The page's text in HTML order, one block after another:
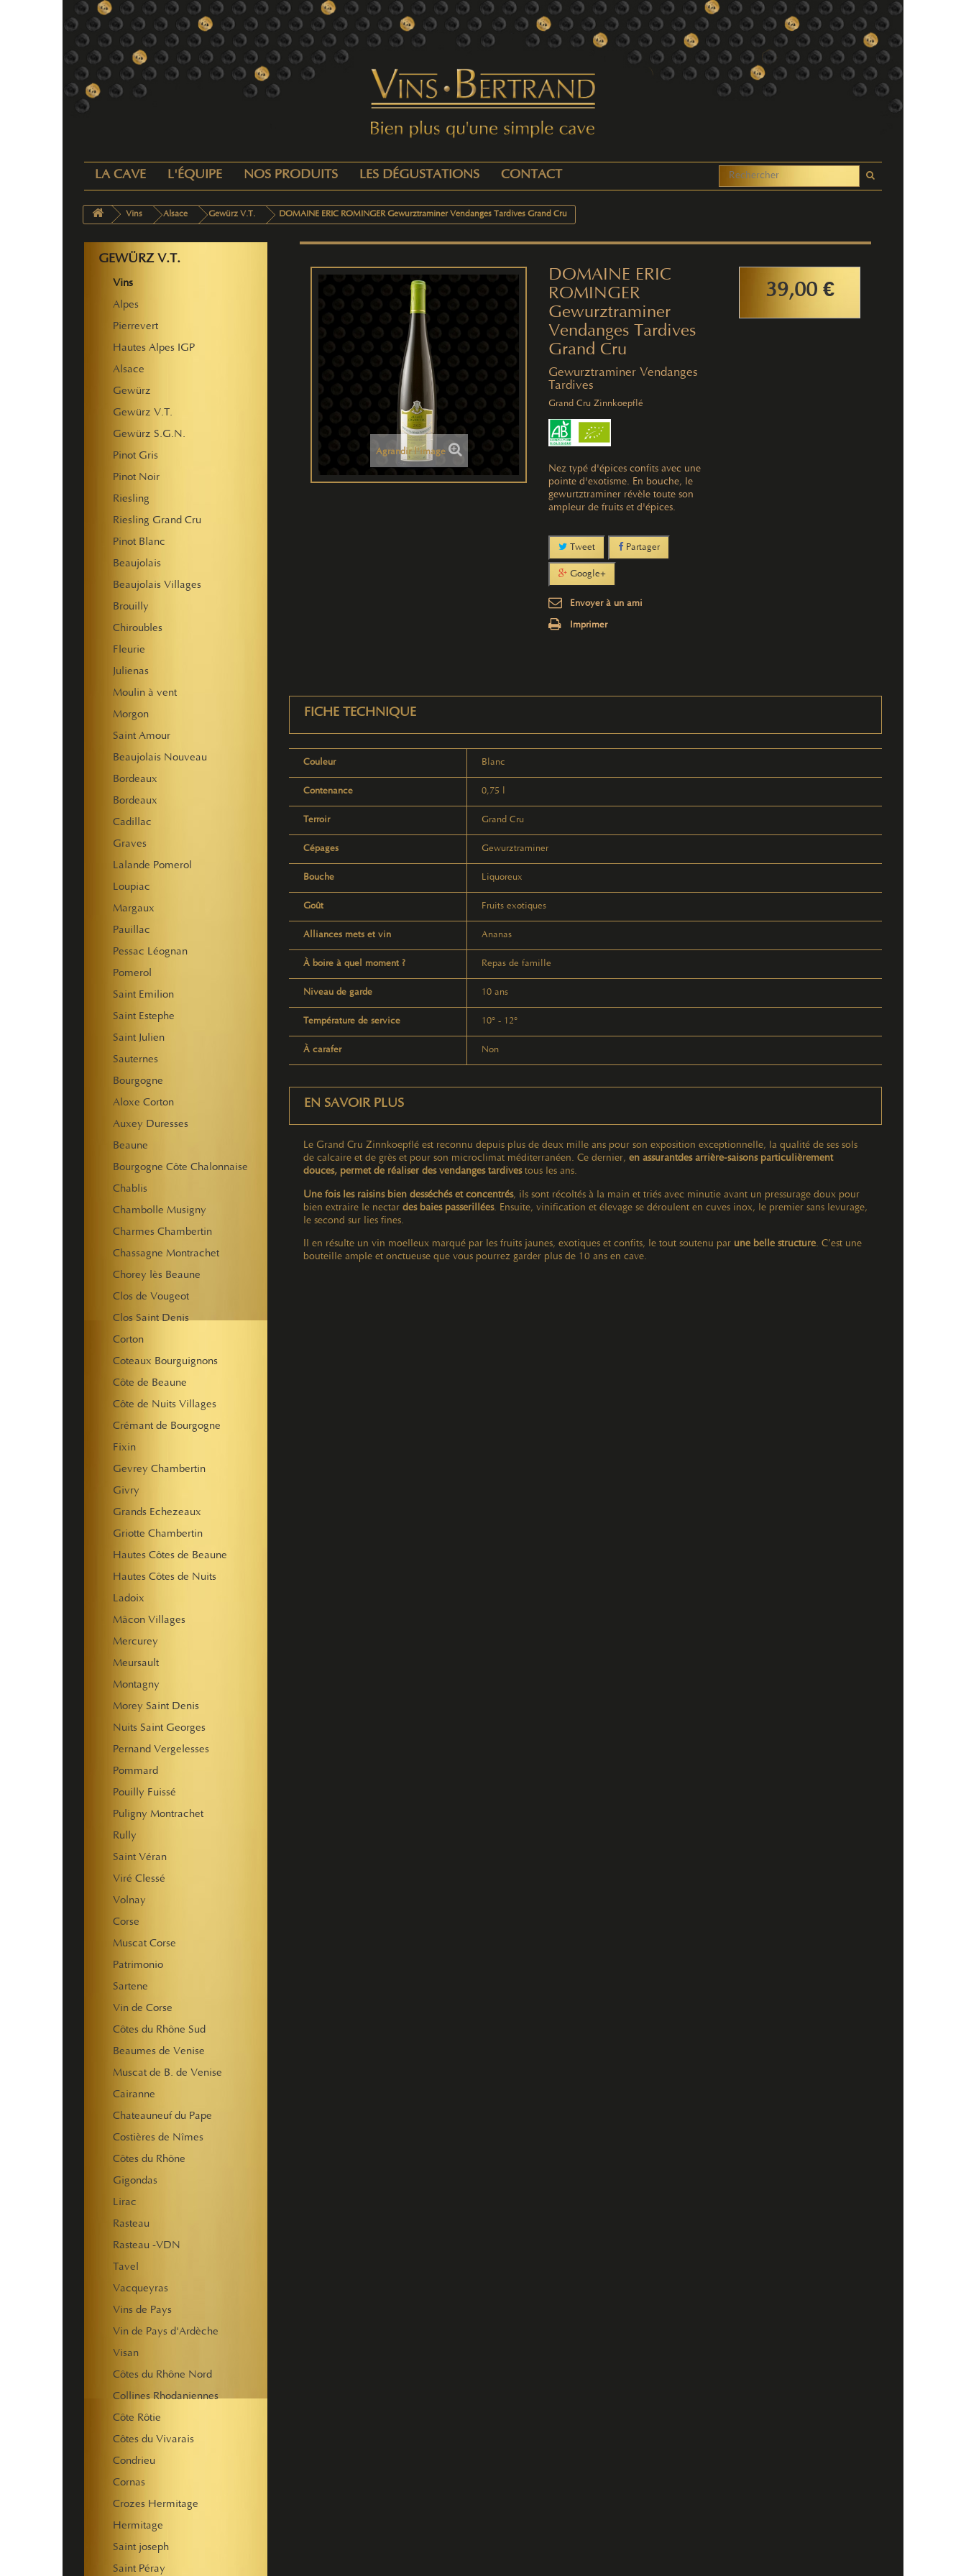
LA CAVE L'ÉQUIPE NOS PRODUITS LES DÉGUSTATIONS CONTACT
Vins Alsace Gewürz V.T. DOMAINE ERIC ROMINGER Gewurztraminer Vendanges Tardives Grand Cru
GEWÜRZ V.T.
Vins
Alpes
Pierrevert
Hautes Alpes IGP
Alsace
Gewürz
Gewürz V.T.
Gewürz S.G.N.
Pinot Gris
Pinot Noir
Riesling
Riesling Grand Cru
Pinot Blanc
Beaujolais
Beaujolais Villages
Brouilly
Chiroubles
Fleurie
Julienas
Moulin à vent
Morgon
Saint Amour
Beaujolais Nouveau
Bordeaux
Bordeaux
Cadillac
Graves
Lalande Pomerol
Loupiac
Margaux
Pauillac
Pessac Léognan
Pomerol
Saint Emilion
Saint Estephe
Saint Julien
Sauternes
Bourgogne
Aloxe Corton
Auxey Duresses
Beaune
Bourgogne Côte Chalonnaise
Chablis
Chambolle Musigny
Charmes Chambertin
Chassagne Montrachet
Chorey lès Beaune
Clos de Vougeot
Clos Saint Denis
Corton
Coteaux Bourguignons
Côte de Beaune
Côte de Nuits Villages
Crémant de Bourgogne
Fixin
Gevrey Chambertin
Givry
Grands Echezeaux
Griotte Chambertin
Hautes Côtes de Beaune
Hautes Côtes de Nuits
Ladoix
Mâcon Villages
Mercurey
Meursault
Montagny
Morey Saint Denis
Nuits Saint Georges
Pernand Vergelesses
Pommard
Pouilly Fuissé
Puligny Montrachet
Rully
Saint Véran
Viré Clessé
Volnay
Corse
Muscat Corse
Patrimonio
Sartene
Vin de Corse
Côtes du Rhône Sud
Beaumes de Venise
Muscat de B. de Venise
Cairanne
Chateauneuf du Pape
Costières de Nîmes
Côtes du Rhône
Gigondas
Lirac
Rasteau
Rasteau -VDN
Tavel
Vacqueyras
Vins de Pays
Vin de Pays d'Ardèche
Visan
Côtes du Rhône Nord
Collines Rhodaniennes
Côte Rôtie
Côtes du Vivarais
Condrieu
Cornas
Crozes Hermitage
Hermitage
Saint joseph
Saint Péray
Agrandir l'image
DOMAINE ERIC
ROMINGER
Gewurztraminer
Vendanges Tardives
Grand Cru
Gewurztraminer Vendanges
Tardives
Grand CruZinnkoepflé
Nez typé d'épices confits avec une
pointe d'exotisme. En bouche, le
gewurtztraminer révèle toute son
ampleur de fruits et d'épices.
Tweet Partager
Google+
Envoyer à un ami
Imprimer
39,00 €
FICHE TECHNIQUE
Couleur Blanc
Contenance 0,75 l
Terroir Grand Cru
Cépages Gewurztraminer
Bouche Liquoreux
Goût Fruits exotiques
Alliances mets et vin Ananas
À boire à quel moment ? Repas de famille
Niveau de garde 10 ans
Température de service 10° - 12°
À carafer Non
EN SAVOIR PLUS
Le Grand Cru Zinnkoepflé est reconnu depuis plus de deux mille ans pour son exposition exceptionnelle, la qualité de ses sols
de calcaire et de grès et pour son microclimat méditerranéen. Ce dernier, en assurantdes arrière-saisons particulièrement
douces, permet de réaliser des vendanges tardivestous les ans.
Une fois les raisins bien desséchés et concentrés, ils sont récoltés à la main et triés avec minutie avant un pressurage doux pour
bien extraire le nectar des baies passerillées. Ensuite, vinification et élevage se déroulent en cuves inox, le premier sans levurage,
le second sur lies fines.
Il en résulte un vin moelleux marqué par les fruits jaunes, exotiques et confits, le tout soutenu par une belle structure. C’est une
bouteille ample et onctueuse que vous pourrez garder plus de 10 ans en cave.